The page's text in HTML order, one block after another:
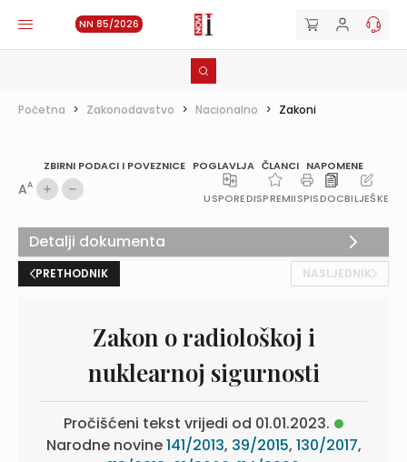
NN 85/2026
Početna > Zakonodavstvo > Nacionalno > Zakoni
ZBIRNI PODACI I POVEZNICE POGLAVLJA ČLANCI NAPOMENE
AA
USPOREDISPREMIISPISDOCBILJEŠKE
PRETHODNIK NASLJEDNIK
Zakon o radiološkoj i
nuklearnoj sigurnosti
Pročišćeni tekst vrijedi od 01.01.2023.
Narodne novine141/2013, 39/2015, 130/2017,
Detalji dokumenta